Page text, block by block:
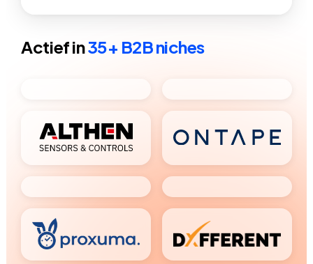
Actief in35+ B2B niches